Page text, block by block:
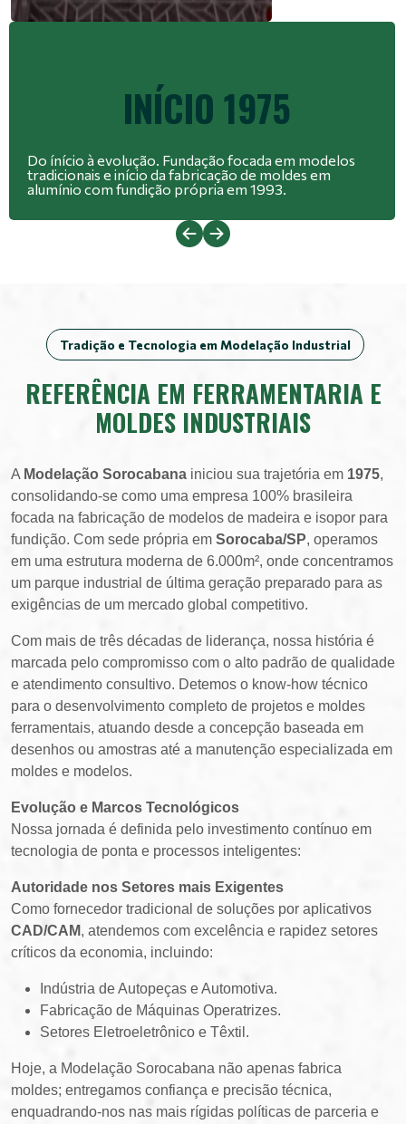
INÍCIO 1975
Do ínício à evolução. Fundação focada em modelos
tradicionais e início da fabricação de moldes em
alumínio com fundição própria em 1993.
Tradição e Tecnologia em Modelação Industrial
REFERÊNCIA EM FERRAMENTARIA E
MOLDES INDUSTRIAIS
A Modelação Sorocabana iniciou sua trajetória em 1975,
consolidando-se como uma empresa 100% brasileira
focada na fabricação de modelos de madeira e isopor para
fundição. Com sede própria em Sorocaba/SP, operamos
em uma estrutura moderna de 6.000m², onde concentramos
um parque industrial de última geração preparado para as
exigências de um mercado global competitivo.
Com mais de três décadas de liderança, nossa história é
marcada pelo compromisso com o alto padrão de qualidade
e atendimento consultivo. Detemos o know-how técnico
para o desenvolvimento completo de projetos e moldes
ferramentais, atuando desde a concepção baseada em
desenhos ou amostras até a manutenção especializada em
moldes e modelos.
Evolução e Marcos Tecnológicos
Nossa jornada é definida pelo investimento contínuo em
tecnologia de ponta e processos inteligentes:
Autoridade nos Setores mais Exigentes
Como fornecedor tradicional de soluções por aplicativos
CAD/CAM, atendemos com excelência e rapidez setores
críticos da economia, incluindo:
Indústria de Autopeças e Automotiva.
Fabricação de Máquinas Operatrizes.
Setores Eletroeletrônico e Têxtil.
Hoje, a Modelação Sorocabana não apenas fabrica
moldes; entregamos confiança e precisão técnica,
enquadrando-nos nas mais rígidas políticas de parceria e